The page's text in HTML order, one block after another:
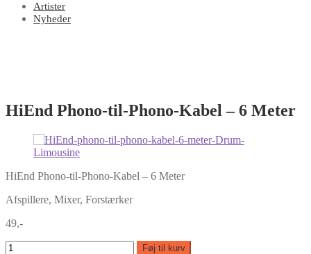
Artister
Nyheder
HiEnd Phono-til-Phono-Kabel – 6 Meter
HiEnd Phono-til-Phono-Kabel – 6 Meter
Afspillere, Mixer, Forstærker
49,-
Føj til kurv